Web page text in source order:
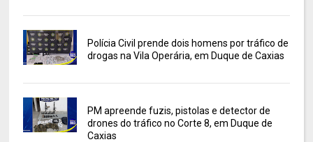
Polícia Civil prende dois homens por tráfico de
drogas na Vila Operária, em Duque de Caxias
PM apreende fuzis, pistolas e detector de
drones do tráfico no Corte 8, em Duque de
Caxias